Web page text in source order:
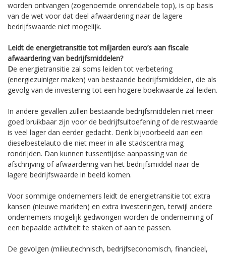
worden ontvangen (zogenoemde onrendabele top), is op basis
van de wet voor dat deel afwaardering naar de lagere
bedrijfswaarde niet mogelijk.
Leidt de energietransitie tot miljarden euro’s aan fiscale
afwaardering van bedrijfsmiddelen?
De energietransitie zal soms leiden tot verbetering
(energiezuiniger maken) van bestaande bedrijfsmiddelen, die als
gevolg van de investering tot een hogere boekwaarde zal leiden.
In andere gevallen zullen bestaande bedrijfsmiddelen niet meer
goed bruikbaar zijn voor de bedrijfsuitoefening of de restwaarde
is veel lager dan eerder gedacht. Denk bijvoorbeeld aan een
dieselbestelauto die niet meer in alle stadscentra mag
rondrijden. Dan kunnen tussentijdse aanpassing van de
afschrijving of afwaardering van het bedrijfsmiddel naar de
lagere bedrijfswaarde in beeld komen.
Voor sommige ondernemers leidt de energietransitie tot extra
kansen (nieuwe markten) en extra investeringen, terwijl andere
ondernemers mogelijk gedwongen worden de onderneming of
een bepaalde activiteit te staken of aan te passen.
De gevolgen (milieutechnisch, bedrijfseconomisch, financieel,